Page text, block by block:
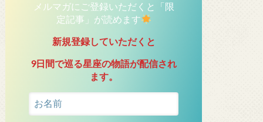
メルマガにご登録いただくと「限
定記事」が読めます
新規登録していただくと
9日間で巡る星座の物語が配信され
ます。